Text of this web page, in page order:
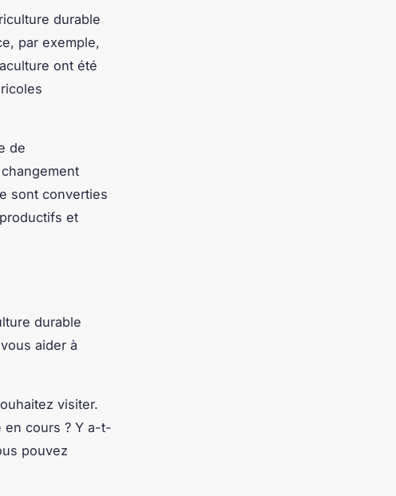
durable
par exemple,
ont été
de
sont converties
et
durable
aider à
visiter.
en cours ? Y a-t-
pouvez